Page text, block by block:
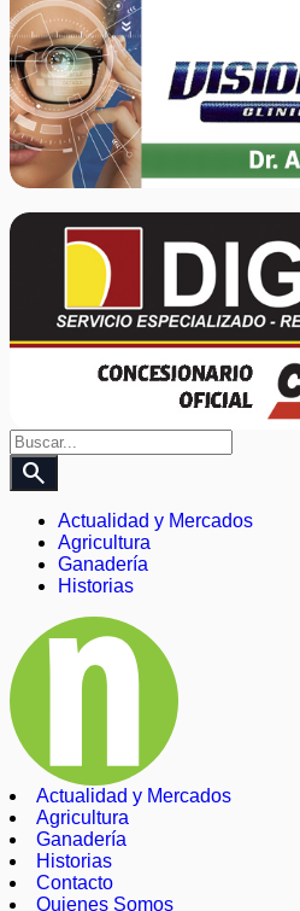
search
Actualidad y Mercados
Agricultura
Ganadería
Historias
Actualidad y Mercados
Agricultura
Ganadería
Historias
Contacto
Quienes Somos